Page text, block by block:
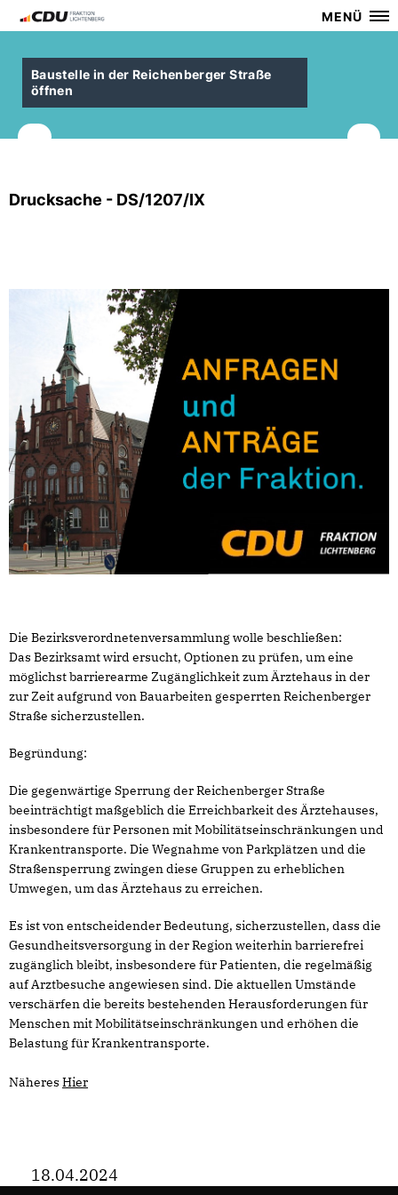
MENÜ
Baustelle in der Reichenberger Straße
öffnen
Drucksache - DS/1207/IX
Die Bezirksverordnetenversammlung wolle beschließen:
Das Bezirksamt wird ersucht, Optionen zu prüfen, um eine
möglichst barrierearme Zugänglichkeit zum Ärztehaus in der
zur Zeit aufgrund von Bauarbeiten gesperrten Reichenberger
Straße sicherzustellen.
Begründung:
Die gegenwärtige Sperrung der Reichenberger Straße
beeinträchtigt maßgeblich die Erreichbarkeit des Ärztehauses,
insbesondere für Personen mit Mobilitätseinschränkungen und
Krankentransporte. Die Wegnahme von Parkplätzen und die
Straßensperrung zwingen diese Gruppen zu erheblichen
Umwegen, um das Ärztehaus zu erreichen.
Es ist von entscheidender Bedeutung, sicherzustellen, dass die
Gesundheitsversorgung in der Region weiterhin barrierefrei
zugänglich bleibt, insbesondere für Patienten, die regelmäßig
auf Arztbesuche angewiesen sind. Die aktuellen Umstände
verschärfen die bereits bestehenden Herausforderungen für
Menschen mit Mobilitätseinschränkungen und erhöhen die
Belastung für Krankentransporte.
Näheres Hier
18.04.2024